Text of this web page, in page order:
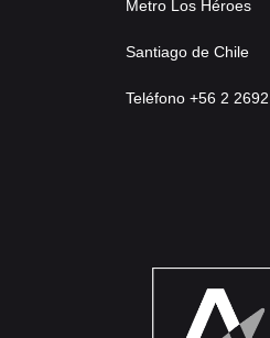
Metro Los Héroes
Santiago de Chile
Teléfono +56 2